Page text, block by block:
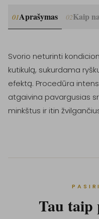
01Aprašymas 02Kaip
Svorio neturinti
kutikulą, sukurdama
efektą. Procedūra
atgaivina pavargusias
minkštus ir itin
Tau taip